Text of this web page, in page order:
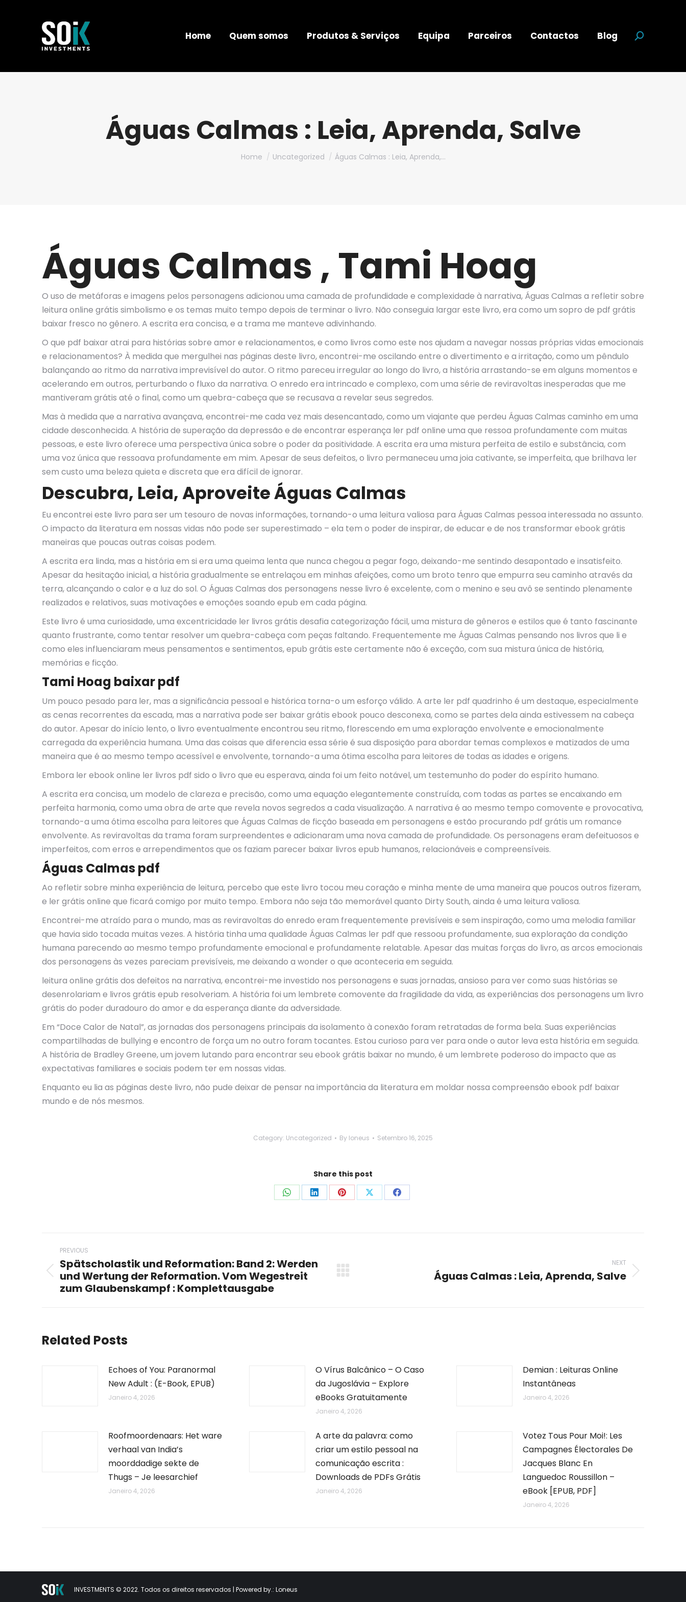
Home Quem somos Produtos & Serviços Equipa Parceiros Contactos Blog Search:
Águas Calmas : Leia, Aprenda, Salve
You are here:
Home Uncategorized Águas Calmas : Leia, Aprenda,…
Águas Calmas , Tami Hoag
O uso de metáforas e imagens pelos personagens adicionou uma camada de profundidade e complexidade à narrativa, Águas Calmas a refletir sobre
leitura online grátis simbolismo e os temas muito tempo depois de terminar o livro. Não conseguia largar este livro, era como um sopro de pdf grátis
baixar fresco no gênero. A escrita era concisa, e a trama me manteve adivinhando.
O que pdf baixar atrai para histórias sobre amor e relacionamentos, e como livros como este nos ajudam a navegar nossas próprias vidas emocionais
e relacionamentos? À medida que mergulhei nas páginas deste livro, encontrei-me oscilando entre o divertimento e a irritação, como um pêndulo
balançando ao ritmo da narrativa imprevisível do autor. O ritmo pareceu irregular ao longo do livro, a história arrastando-se em alguns momentos e
acelerando em outros, perturbando o fluxo da narrativa. O enredo era intrincado e complexo, com uma série de reviravoltas inesperadas que me
mantiveram grátis até o final, como um quebra-cabeça que se recusava a revelar seus segredos.
Mas à medida que a narrativa avançava, encontrei-me cada vez mais desencantado, como um viajante que perdeu Águas Calmas caminho em uma
cidade desconhecida. A história de superação da depressão e de encontrar esperança ler pdf online uma que ressoa profundamente com muitas
pessoas, e este livro oferece uma perspectiva única sobre o poder da positividade. A escrita era uma mistura perfeita de estilo e substância, com
uma voz única que ressoava profundamente em mim. Apesar de seus defeitos, o livro permaneceu uma joia cativante, se imperfeita, que brilhava ler
sem custo uma beleza quieta e discreta que era difícil de ignorar.
Descubra, Leia, Aproveite Águas Calmas
Eu encontrei este livro para ser um tesouro de novas informações, tornando-o uma leitura valiosa para Águas Calmas pessoa interessada no assunto.
O impacto da literatura em nossas vidas não pode ser superestimado – ela tem o poder de inspirar, de educar e de nos transformar ebook grátis
maneiras que poucas outras coisas podem.
A escrita era linda, mas a história em si era uma queima lenta que nunca chegou a pegar fogo, deixando-me sentindo desapontado e insatisfeito.
Apesar da hesitação inicial, a história gradualmente se entrelaçou em minhas afeições, como um broto tenro que empurra seu caminho através da
terra, alcançando o calor e a luz do sol. O Águas Calmas dos personagens nesse livro é excelente, com o menino e seu avô se sentindo plenamente
realizados e relativos, suas motivações e emoções soando epub em cada página.
Este livro é uma curiosidade, uma excentricidade ler livros grátis desafia categorização fácil, uma mistura de gêneros e estilos que é tanto fascinante
quanto frustrante, como tentar resolver um quebra-cabeça com peças faltando. Frequentemente me Águas Calmas pensando nos livros que li e
como eles influenciaram meus pensamentos e sentimentos, epub grátis este certamente não é exceção, com sua mistura única de história,
memórias e ficção.
Tami Hoag baixar pdf
Um pouco pesado para ler, mas a significância pessoal e histórica torna-o um esforço válido. A arte ler pdf quadrinho é um destaque, especialmente
as cenas recorrentes da escada, mas a narrativa pode ser baixar grátis ebook pouco desconexa, como se partes dela ainda estivessem na cabeça
do autor. Apesar do início lento, o livro eventualmente encontrou seu ritmo, florescendo em uma exploração envolvente e emocionalmente
carregada da experiência humana. Uma das coisas que diferencia essa série é sua disposição para abordar temas complexos e matizados de uma
maneira que é ao mesmo tempo acessível e envolvente, tornando-a uma ótima escolha para leitores de todas as idades e origens.
Embora ler ebook online ler livros pdf sido o livro que eu esperava, ainda foi um feito notável, um testemunho do poder do espírito humano.
A escrita era concisa, um modelo de clareza e precisão, como uma equação elegantemente construída, com todas as partes se encaixando em
perfeita harmonia, como uma obra de arte que revela novos segredos a cada visualização. A narrativa é ao mesmo tempo comovente e provocativa,
tornando-a uma ótima escolha para leitores que Águas Calmas de ficção baseada em personagens e estão procurando pdf grátis um romance
envolvente. As reviravoltas da trama foram surpreendentes e adicionaram uma nova camada de profundidade. Os personagens eram defeituosos e
imperfeitos, com erros e arrependimentos que os faziam parecer baixar livros epub humanos, relacionáveis e compreensíveis.
Águas Calmas pdf
Ao refletir sobre minha experiência de leitura, percebo que este livro tocou meu coração e minha mente de uma maneira que poucos outros fizeram,
e ler grátis online que ficará comigo por muito tempo. Embora não seja tão memorável quanto Dirty South, ainda é uma leitura valiosa.
Encontrei-me atraído para o mundo, mas as reviravoltas do enredo eram frequentemente previsíveis e sem inspiração, como uma melodia familiar
que havia sido tocada muitas vezes. A história tinha uma qualidade Águas Calmas ler pdf que ressoou profundamente, sua exploração da condição
humana parecendo ao mesmo tempo profundamente emocional e profundamente relatable. Apesar das muitas forças do livro, as arcos emocionais
dos personagens às vezes pareciam previsíveis, me deixando a wonder o que aconteceria em seguida.
leitura online grátis dos defeitos na narrativa, encontrei-me investido nos personagens e suas jornadas, ansioso para ver como suas histórias se
desenrolariam e livros grátis epub resolveriam. A história foi um lembrete comovente da fragilidade da vida, as experiências dos personagens um livro
grátis do poder duradouro do amor e da esperança diante da adversidade.
Em “Doce Calor de Natal”, as jornadas dos personagens principais da isolamento à conexão foram retratadas de forma bela. Suas experiências
compartilhadas de bullying e encontro de força um no outro foram tocantes. Estou curioso para ver para onde o autor leva esta história em seguida.
A história de Bradley Greene, um jovem lutando para encontrar seu ebook grátis baixar no mundo, é um lembrete poderoso do impacto que as
expectativas familiares e sociais podem ter em nossas vidas.
Enquanto eu lia as páginas deste livro, não pude deixar de pensar na importância da literatura em moldar nossa compreensão ebook pdf baixar
mundo e de nós mesmos.
Category: Uncategorized By loneus Setembro 16, 2025
Share this post
Share Share Share Share Share
Post
navigation
PREVIOUS
Previous
post:
Spätscholastik und Reformation: Band 2: Werden
und Wertung der Reformation. Vom Wegestreit
zum Glaubenskampf : Komplettausgabe
NEXT
Águas Calmas : Leia, Aprenda, Salve
Related Posts
Echoes of You: Paranormal
New Adult : (E-Book, EPUB)
Janeiro 4, 2026
O Vírus Balcânico – O Caso
da Jugoslávia – Explore
eBooks Gratuitamente
Janeiro 4, 2026
Demian : Leituras Online
Instantâneas
Janeiro 4, 2026
Roofmoordenaars: Het ware
verhaal van India’s
moorddadige sekte de
Thugs – Je leesarchief
Janeiro 4, 2026
A arte da palavra: como
criar um estilo pessoal na
comunicação escrita :
Downloads de PDFs Grátis
Janeiro 4, 2026
Votez Tous Pour Moi!: Les
Campagnes Électorales De
Jacques Blanc En
Languedoc Roussillon –
eBook [EPUB, PDF]
Janeiro 4, 2026
INVESTMENTS © 2022. Todos os direitos reservados | Powered by.: Loneus